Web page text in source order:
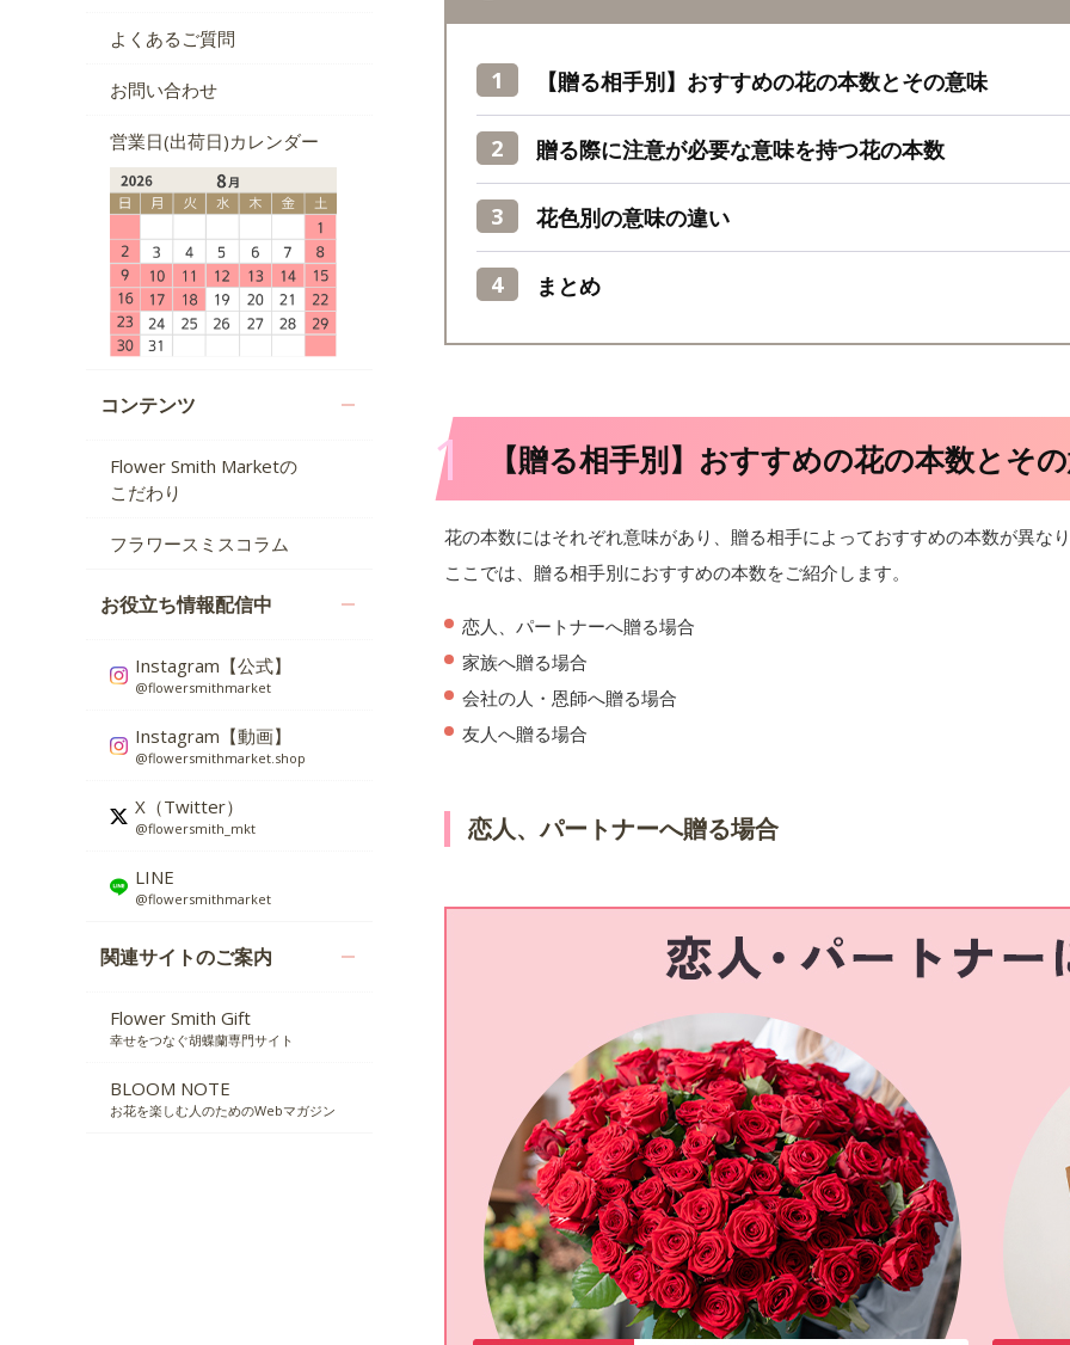
よくあるご質問
お問い合わせ
営業日(出荷日)カレンダー
コンテンツ
Flower Smith Marketの
こだわり
フラワースミスコラム
お役立ち情報配信中
Instagram【公式】
@flowersmithmarket
Instagram【動画】
@flowersmithmarket.shop
X（Twitter）
@flowersmith_mkt
LINE
@flowersmithmarket
関連サイトのご案内
Flower Smith Gift
幸せをつなぐ胡蝶蘭専門サイト
BLOOM NOTE
お花を楽しむ人のためのWebマガジン
【贈る相手別】おすすめの花の本数とその意味
贈る際に注意が必要な意味を持つ花の本数
花色別の意味の違い
まとめ
1 【贈る相手別】おすすめの花の本数とそ
花の本数にはそれぞれ意味があり、贈る相手によっておすすめの本数が異な
ここでは、贈る相手別におすすめの本数をご紹介します。
恋人、パートナーへ贈る場合
家族へ贈る場合
会社の人・恩師へ贈る場合
友人へ贈る場合
恋人、パートナーへ贈る場合